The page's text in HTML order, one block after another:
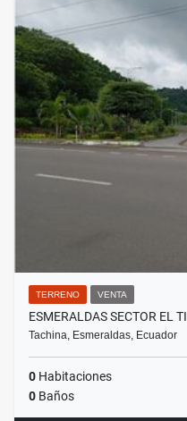
TERRENO VENTA
ESMERALDAS SECTOR EL
Tachina, Esmeraldas, Ecuador
0 Habitaciones
0 Baños